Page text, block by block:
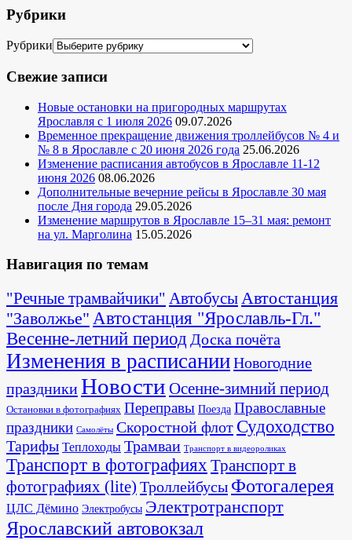
Рубрики
Рубрики
Свежие записи
Новые остановки на пригородных маршрутах
Ярославля с 1 июля 2026 09.07.2026
Временное прекращение движения троллейбусов № 4 и
№ 8 в Ярославле с 20 июня 2026 года 25.06.2026
Изменение расписания автобусов в Ярославле 11-12
июня 2026 08.06.2026
Дополнительные вечерние рейсы в Ярославле 30 мая
после Дня города 29.05.2026
Изменение маршрутов в Ярославле 15–31 мая: ремонт
на ул. Марголина 15.05.2026
Навигация по темам
"Речные трамвайчики" АвтобусыАвтостанция
"Заволжье" Автостанция "Ярославль-Гл."
Весенне-летний период Доска почёта
Изменения в расписанииНовогодние
праздникиНовости Осенне-зимний период
Остановки в фотографиях Переправы Поезда Православные
праздники Самолёты Скоростной флот Судоходство
Тарифы Теплоходы Трамваи Транспорт в видеороликах
Транспорт в фотографияхТранспорт в
фотографиях (lite) Троллейбусы Фотогалерея
ЦЛС Дёмино Электробусы Электротранспорт
Ярославский автовокзал